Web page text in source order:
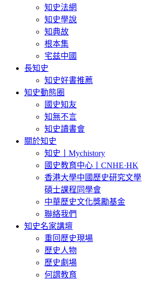
知史法網
知史學說
知典故
根本集
宅兹中國
長知史
知史好書推薦
知史動態圈
國史知友
知無不言
知史讀書會
關於知史
知史丨Mychistory
國史教育中心丨CNHE·HK
香港大學中國歷史研究文學
碩士課程同學會
中華歷史文化獎勵基金
聯絡我們
知史名家講壇
重回歷史現場
歷史人物
歷史劇場
何謂教育